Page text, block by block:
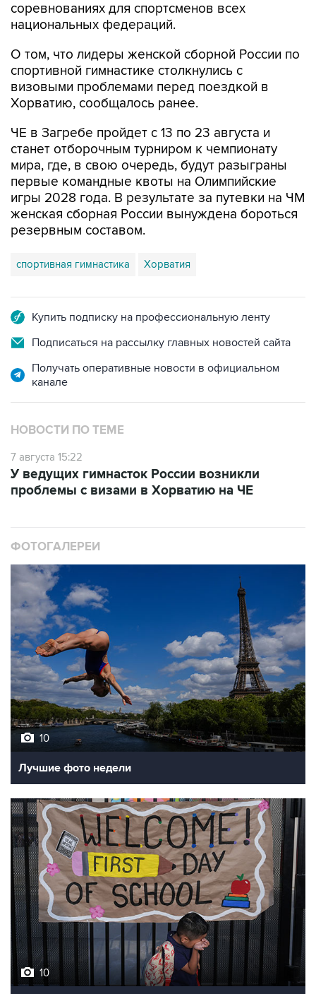
соревнованиях для спортсменов всех
национальных федераций.
О том, что лидеры женской сборной России по
спортивной гимнастике столкнулись с
визовыми проблемами перед поездкой в
Хорватию, сообщалось ранее.
ЧЕ в Загребе пройдет с 13 по 23 августа и
станет отборочным турниром к чемпионату
мира, где, в свою очередь, будут разыграны
первые командные квоты на Олимпийские
игры 2028 года. В результате за путевки на ЧМ
женская сборная России вынуждена бороться
резервным составом.
спортивная гимнастика Хорватия
Купить подписку на профессиональную ленту
Подписаться на рассылку главных новостей сайта
Получать оперативные новости в официальном
канале
НОВОСТИ ПО ТЕМЕ
7 августа 15:22
У ведущих гимнасток России возникли
проблемы с визами в Хорватию на ЧЕ
ФОТОГАЛЕРЕИ
10
Лучшие фото недели
10